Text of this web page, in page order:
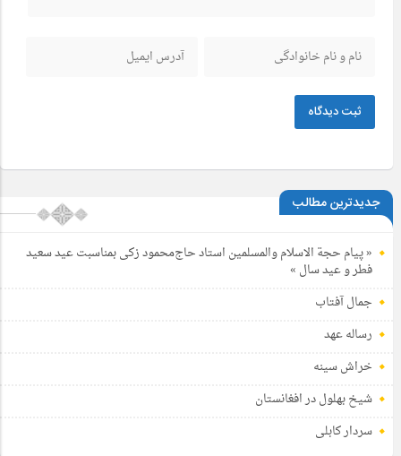
ثبت دیدگاه
جدیدترین مطالب
« پیام حجة الاسلام والمسلمین استاد حاج‌محمود زکی بمناسبت عید سعید
فطر و عید سال »
جمال آفتاب
رساله عهد
خراش سینه
شیخ بهلول در افغانستان
سردار کابلی